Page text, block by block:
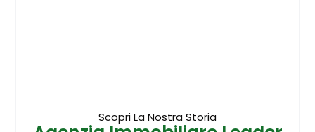
Scopri La Nostra Storia